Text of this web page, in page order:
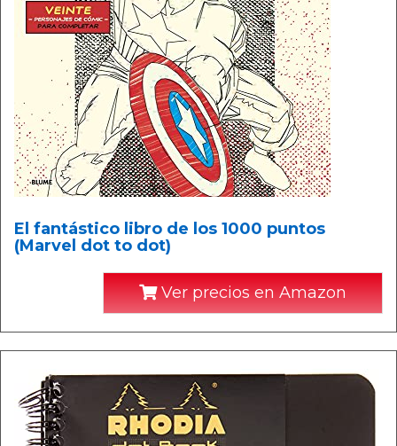
El fantástico libro de los 1000 puntos
(Marvel dot to dot)
Ver precios en Amazon